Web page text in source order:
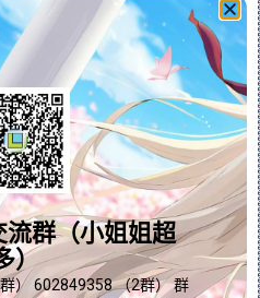
Creo与Proe低版本中草绘约
握二维几何图形绘制的核心
缺的元素，能够使图形更加
了多种常用约束类型，包括
约束、相切约束、对称约
垂直约束、重合约束和平行
束和解释约束。此外，视频
的共线/投影约束，帮助用户
景与技巧。无论您是Creo与
流群（小姐姐超
）
） 602849358 （2群） 群
资料白嫖
学习资料哟~
接加群嘛